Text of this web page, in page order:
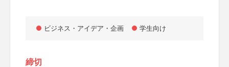
ビジネス・アイデア・企画 学生向け
締切